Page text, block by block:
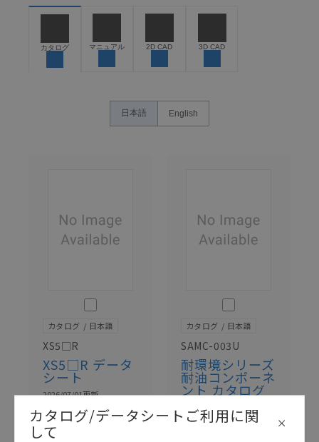
カタログ マニュアル 2D CAD 3D CAD
日本語 English
このカタログを選択
カタログ 日本語
XS5□R
XS5□R データ
シート
2026/07/01更新
このカタログを選択
カタログ 日本語
SAMC-003U
耐環境シリーズ
耐油コンポーネ
ント カタログ
2026/07/01
カタログ/データシートご利用に関
して